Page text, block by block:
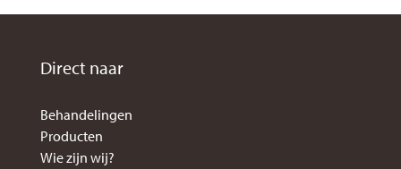
Direct naar
Behandelingen
Producten
Wie zijn wij?